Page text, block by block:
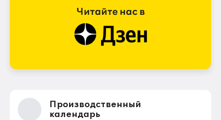
Производственный
календарь